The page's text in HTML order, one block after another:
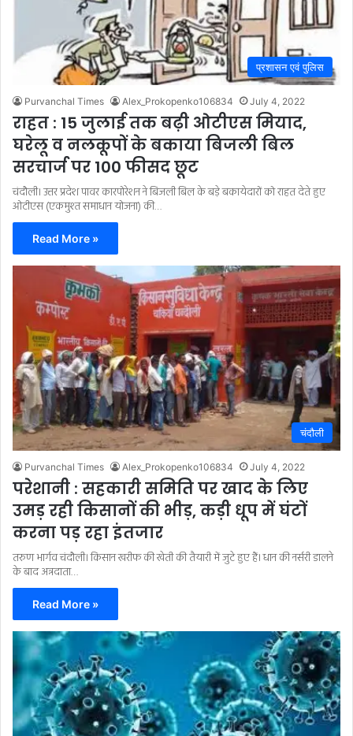
प्रशासन एवं पुलिस
Purvanchal Times Alex_Prokopenko106834 July 4, 2022
राहत : 15 जुलाई तक बढ़ी ओटीएस मियाद,
घरेलू व नलकूपों के बकाया बिजली बिल
सरचार्ज पर 100 फीसद छूट
चंदौली। उत्तर प्रदेश पावर कारपोरेशन ने बिजली बिल के बड़े बकायेदारों को राहत देते हुए
ओटीएस (एकमुश्त समाधान योजना) की…
Read More »
चंदौली
Purvanchal Times Alex_Prokopenko106834 July 4, 2022
परेशानी : सहकारी समिति पर खाद के लिए
उमड़ रही किसानों की भीड़, कड़ी धूप में घंटों
करना पड़ रहा इंतजार
तरुण भार्गव चंदौली। किसान खरीफ की खेती की तैयारी में जुटे हुए हैं। धान की नर्सरी डालने
के बाद अन्नदाता…
Read More »